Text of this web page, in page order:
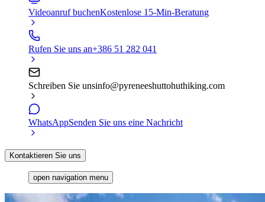
Videoanruf buchenKostenlose 15-Min-Beratung
Rufen Sie uns an+386 51 282 041
Schreiben Sie unsinfo@pyreneeshuttohuthiking.com
WhatsAppSenden Sie uns eine Nachricht
Kontaktieren Sie uns
open navigation menu